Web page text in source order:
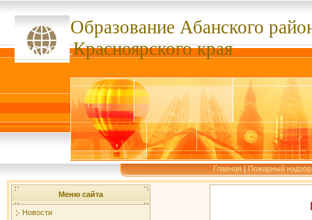
Образование Абанского
сссссссКрасноярского края
Главная | Пожарный надзор
Меню сайта
Новости